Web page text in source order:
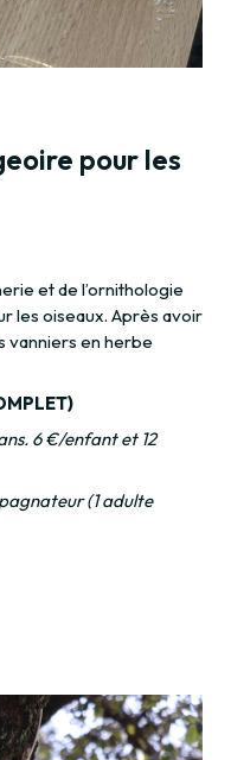
pour les
et de l’ornithologie
les oiseaux. Après avoir
vanniers en herbe
6 €/enfant et 12
(1 adulte